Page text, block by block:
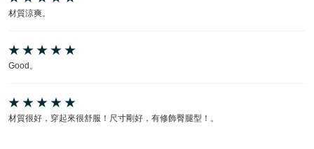
材質涼爽。
Good。
材質很好，穿起來很舒服！尺寸剛好，有修飾臀腿型！。